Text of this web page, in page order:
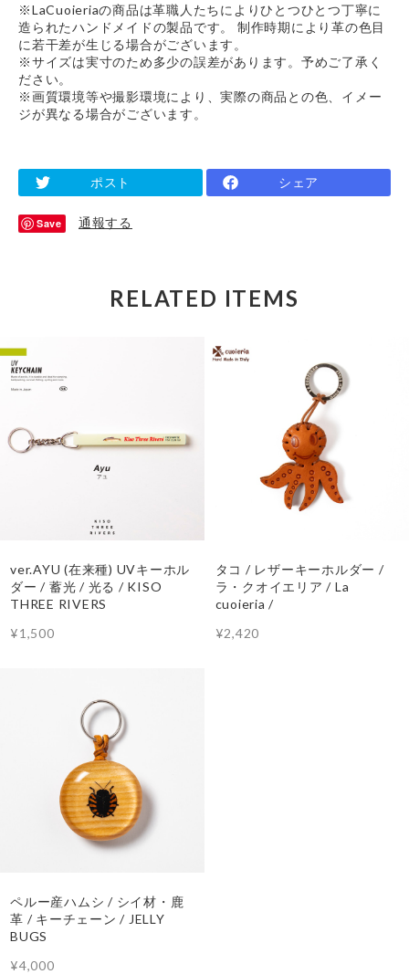
※LaCuoieriaの商品は革職人たちによりひとつひとつ丁寧に
造られたハンドメイドの製品です。 制作時期により革の色目
に若干差が生じる場合がございます。
※サイズは実寸のため多少の誤差があります。予めご了承く
ださい。
※画質環境等や撮影環境により、実際の商品との色、イメー
ジが異なる場合がございます。
ポスト シェア
Save 通報する
RELATED ITEMS
ver.AYU (在来種) UVキーホル
ダー / 蓄光 / 光る / KISO
THREE RIVERS
¥1,500
タコ / レザーキーホルダー /
ラ・クオイエリア / La
cuoieria /
¥2,420
ペルー産ハムシ / シイ材・鹿
革 / キーチェーン / JELLY
BUGS
¥4,000